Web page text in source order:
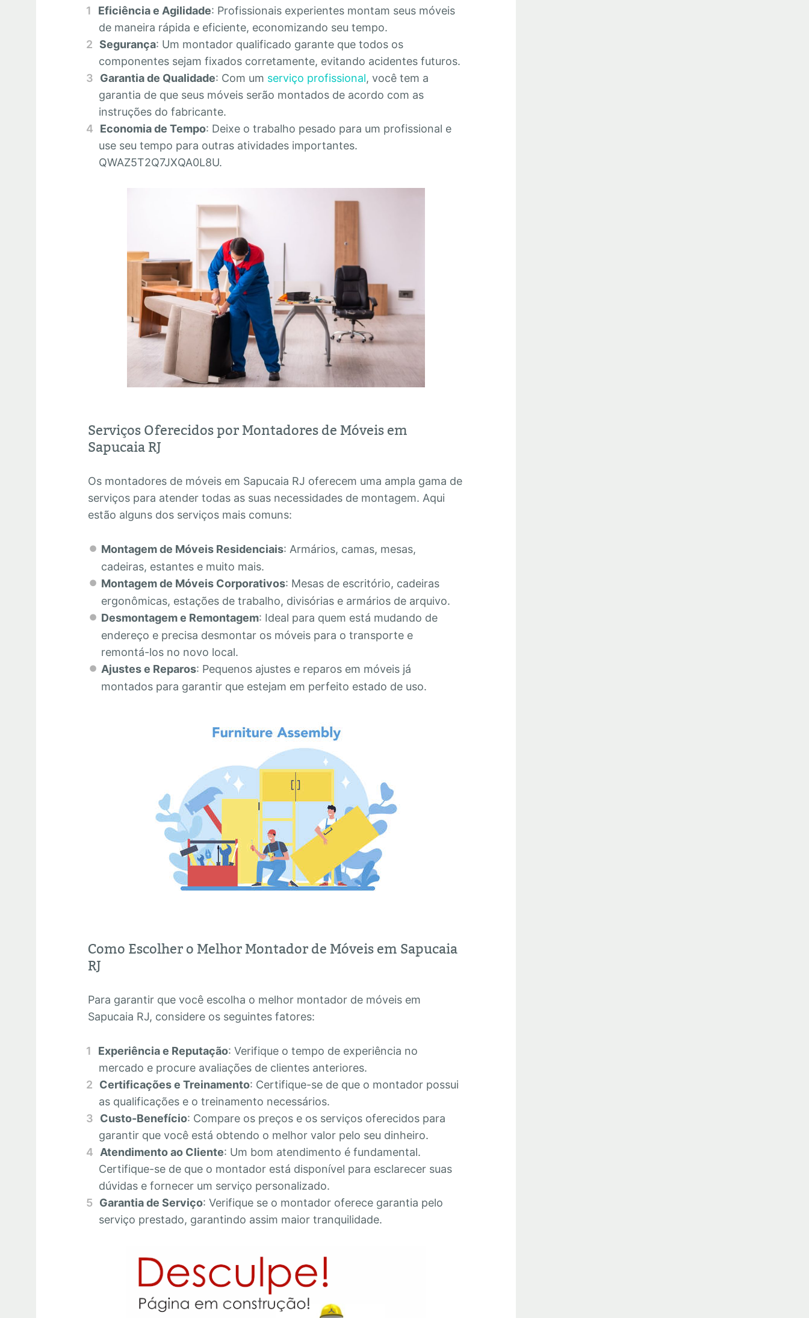
Eficiência e Agilidade: Profissionais experientes montam seus móveis
de maneira rápida e eficiente, economizando seu tempo.
Segurança: Um montador qualificado garante que todos os
componentes sejam fixados corretamente, evitando acidentes futuros.
Garantia de Qualidade: Com um serviço profissional, você tem a
garantia de que seus móveis serão montados de acordo com as
instruções do fabricante.
Economia de Tempo: Deixe o trabalho pesado para um profissional e
use seu tempo para outras atividades importantes.
QWAZ5T2Q7JXQA0L8U.
Serviços Oferecidos por Montadores de Móveis em
Sapucaia RJ
Os montadores de móveis em Sapucaia RJ oferecem uma ampla gama de
serviços para atender todas as suas necessidades de montagem. Aqui
estão alguns dos serviços mais comuns:
Montagem de Móveis Residenciais: Armários, camas, mesas,
cadeiras, estantes e muito mais.
Montagem de Móveis Corporativos: Mesas de escritório, cadeiras
ergonômicas, estações de trabalho, divisórias e armários de arquivo.
Desmontagem e Remontagem: Ideal para quem está mudando de
endereço e precisa desmontar os móveis para o transporte e
remontá-los no novo local.
Ajustes e Reparos: Pequenos ajustes e reparos em móveis já
montados para garantir que estejam em perfeito estado de uso.
Como Escolher o Melhor Montador de Móveis em Sapucaia
RJ
Para garantir que você escolha o melhor montador de móveis em
Sapucaia RJ, considere os seguintes fatores:
Experiência e Reputação: Verifique o tempo de experiência no
mercado e procure avaliações de clientes anteriores.
Certificações e Treinamento: Certifique-se de que o montador possui
as qualificações e o treinamento necessários.
Custo-Benefício: Compare os preços e os serviços oferecidos para
garantir que você está obtendo o melhor valor pelo seu dinheiro.
Atendimento ao Cliente: Um bom atendimento é fundamental.
Certifique-se de que o montador está disponível para esclarecer suas
dúvidas e fornecer um serviço personalizado.
Garantia de Serviço: Verifique se o montador oferece garantia pelo
serviço prestado, garantindo assim maior tranquilidade.